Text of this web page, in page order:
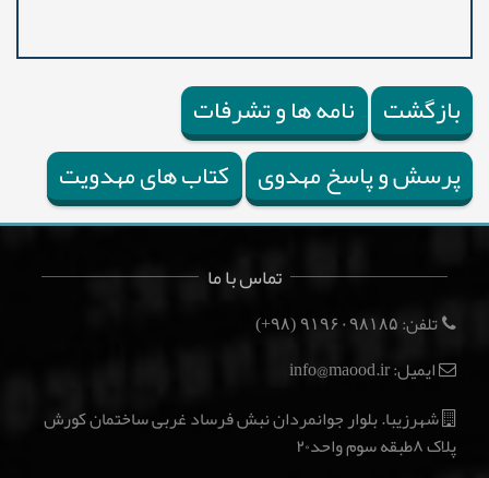
بازگشت
نامه ها و تشرفات
پرسش و پاسخ مهدوی
کتاب های مهدویت
تماس با ما
تلفن: ۹۱۹۶۰۹۸۱۸۵ (۹۸+)
ایمیل: info@maood.ir
شهرزیبا. بلوار جوانمردان نبش فرساد غربی ساختمان کورش
پلاک ۸طبقه سوم واحد۲۰